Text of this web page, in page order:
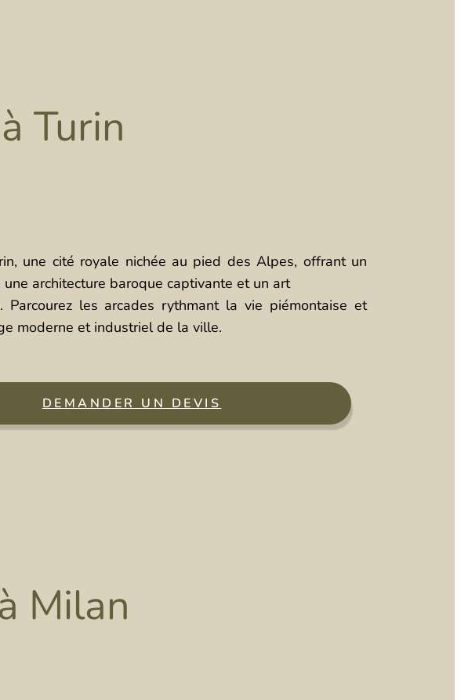
Turin
une cité royale nichée au pied des Alpes, offrant un
une architecture baroque captivante et un art
Parcourez les arcades rythmant la vie piémontaise et
moderne et industriel de la ville.
DEMANDER UN DEVIS
Milan